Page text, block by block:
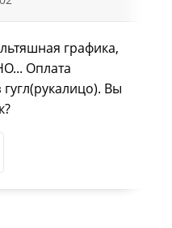
графика,
Оплата
Вы